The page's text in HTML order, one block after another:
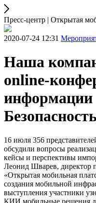
Пресс-центр | Открытая
2020-07-24 12:31
Наша
online-
16 июля 356
обсудили вопросы
кейсы и перспективы
Леонид Шварев, директор
«Открытая мобильная
создания мобильной
выступления участники
КИИ мобильные решения